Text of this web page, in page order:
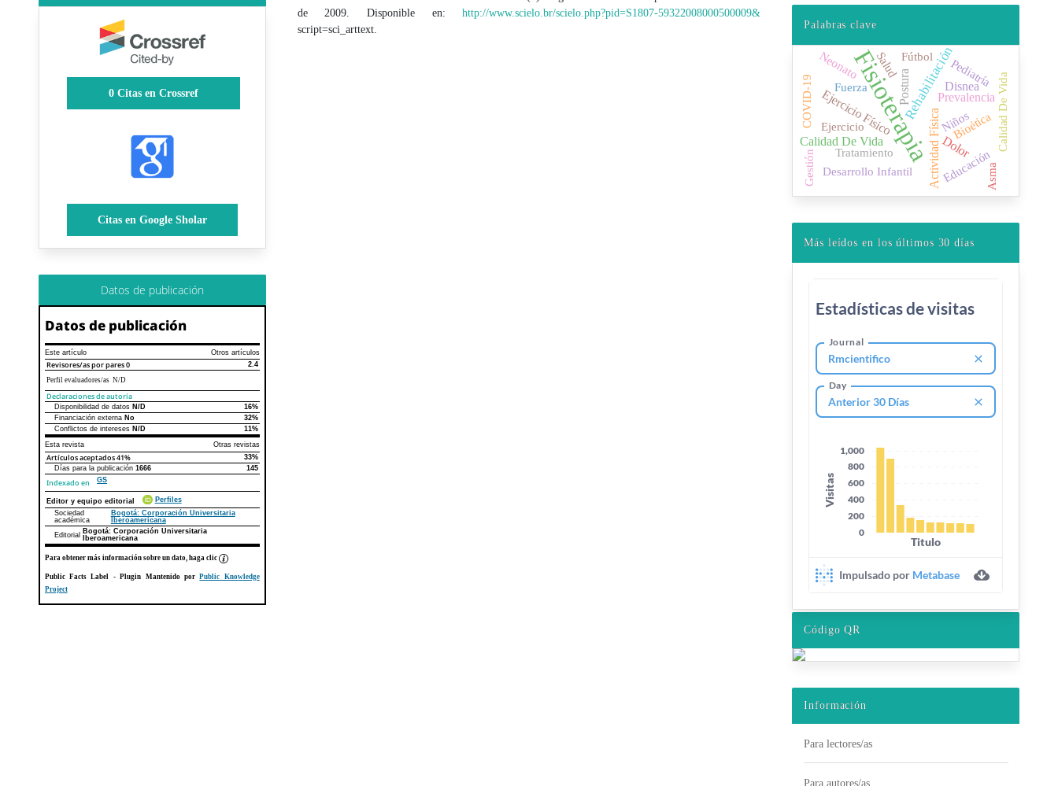
0Citas en Crossref
Citas en Google Sholar
Datos de publicación
Datos de publicación
Este artículo Otros artículos
Revisores/as por pares0
2.4
Perfil evaluadores/as N/D
Declaraciones de autoría
Declaraciones de autoríaEste artículo
Disponibilidad de datos N/D
16%
Financiación externa No
32%
Conflictos de intereses N/D
11%
Esta revista
Otras revistas
Artículos aceptados41%
33%
Días para la publicación 1666 145
Indexado en GS
Editor y equipo editorial
Perfiles
Sociedad
académica
Bogotá: Corporación Universitaria
Iberoamericana
Editorial
Bogotá: Corporación Universitaria
Iberoamericana
Para obtener más información sobre un dato, haga clic
Public Facts Label - Plugin Mantenido porPublic Knowledge
Project
de 2009. Disponible en:http://www.scielo.br/scielo.php?pid=S1807-59322008000500009&
script=sci_arttext.
Palabras clave
Fisioterapia
Rehabilitación
Actividad FísicaDolor
Ejercicio Físico
Calidad De Vida
Prevalencia
Disnea
Postura
Niños Calidad De Vida
Ejercicio
COVID-19
Desarrollo Infantil
Bioética
Tratamiento
Pediatría
Fuerza
Educación
Neonato Salud Fútbol
Gestión Asma
Más leídos en los últimos 30 días
Código QR
Información
Para lectores/as
Para autores/as